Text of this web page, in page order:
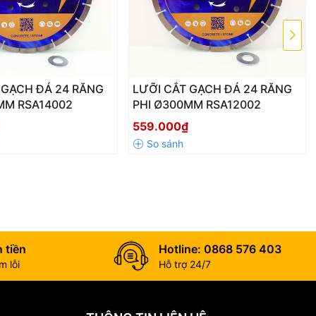
Do đó, nó
tốc độ cao,
trên nhiều
ĐÁ 24 RĂNG
RSA14002
LƯỠI CẮT GẠCH ĐÁ 24 RĂNG
PHI Ø300MM RSA12002
559.000₫
tiền
lỗi
Hotline: 0868 576 403
Hỗ trợ 24/7